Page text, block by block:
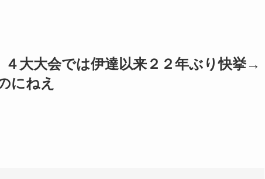
大大会では伊達以来２２年ぶり快挙→
にねえ